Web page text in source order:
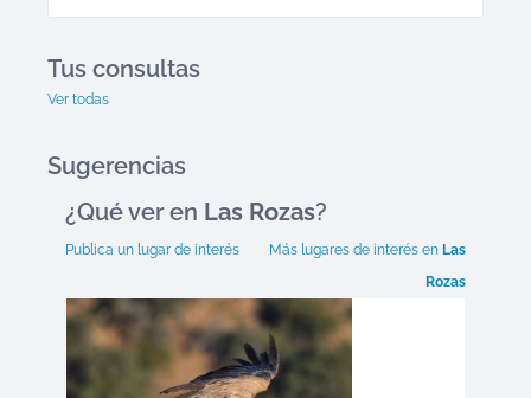
Tus consultas
Ver todas
Sugerencias
¿Qué ver en Las Rozas?
Publica un lugar de interés Más lugares de interés en Las
Rozas